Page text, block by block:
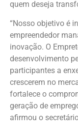
quem deseja
“Nosso objetivo é
empreendedor
inovação. O
desenvolvimento
participantes a
crescerem no
fortalece o
geração de
afirmou o